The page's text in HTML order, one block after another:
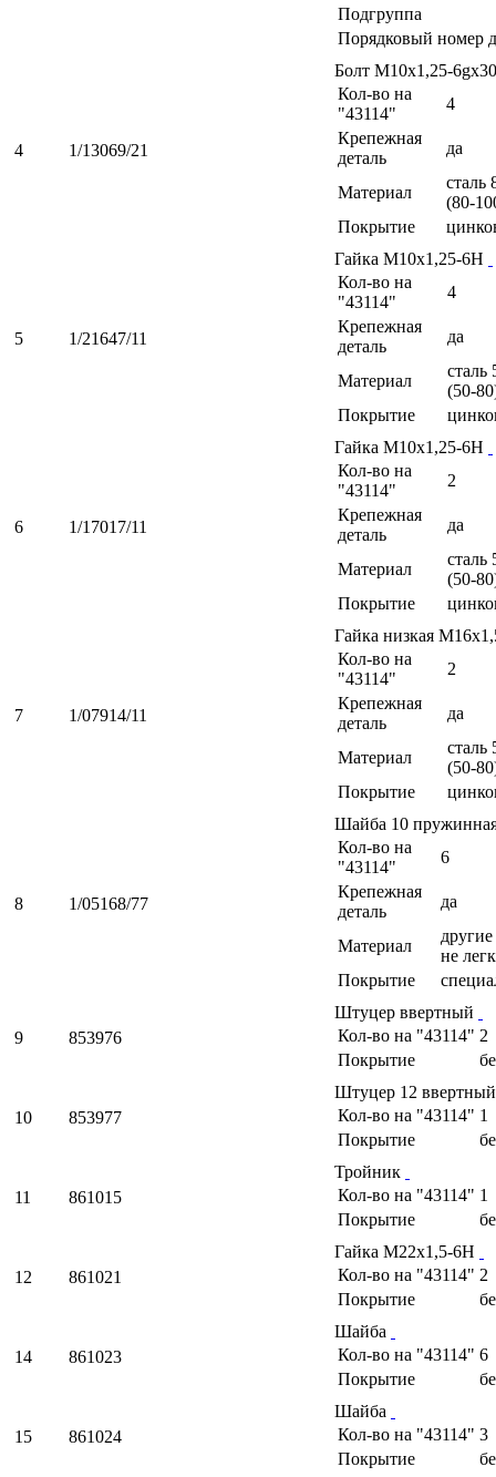
Подгруппа
Порядковый номер
4 1/13069/21
Болт М10х1,25-
Кол-во на
"43114"
4
Крепежная
деталь
да
Материал
сталь
(80-
Покрытие
5 1/21647/11
Гайка М10х1,25-6Н
Кол-во на
"43114"
4
Крепежная
деталь
да
Материал
сталь
(50-
Покрытие
6 1/17017/11
Гайка М10х1,25-6Н
Кол-во на
"43114"
2
Крепежная
деталь
да
Материал
сталь
(50-
Покрытие
7 1/07914/11
Гайка низкая
Кол-во на
"43114"
2
Крепежная
деталь
да
Материал
сталь
(50-
Покрытие
8 1/05168/77
Шайба 10
Кол-во на
"43114"
6
Крепежная
деталь
да
Материал
не
Покрытие
9 853976
Штуцер ввертный
Кол-во на "43114" 2
Покрытие
10 853977
Штуцер 12
Кол-во на "43114" 1
Покрытие
11 861015
Тройник
Кол-во на "43114" 1
Покрытие
12 861021
Гайка М22х1,5-6Н
Кол-во на "43114" 2
Покрытие
14 861023
Шайба
Кол-во на "43114" 6
Покрытие
15 861024
Шайба
Кол-во на "43114" 3
Покрытие